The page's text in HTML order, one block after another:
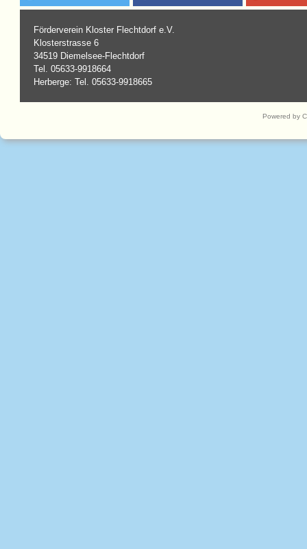
Förderverein Kloster Flechtdorf e.V.
Klosterstrasse 6
34519 Diemelsee-Flechtdorf
Tel. 05633-9918664
Herberge: Tel. 05633-9918665
Powered by